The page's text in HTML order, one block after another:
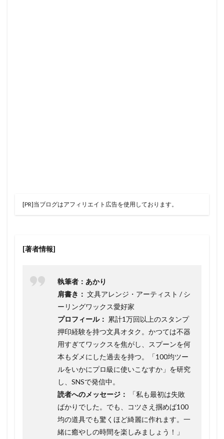
[PR]当ブログはアフィリエイト広告を使用しております。
[著者情報]
執筆者：あかり
肩書き： 文具アレンジ・アーティスト / シ
ーリングワックス愛好家
プロフィール： 累計1万回以上のスタンプ
押印経験を持つ文具オタク。かつては不器
用すぎてワックスを焦がし、スプーンを何
本もダメにした過去を持つ。「100均ツー
ルをいかにプロ級に使いこなすか」を研究
し、SNSで発信中。
読者へのメッセージ：
「私も最初は失敗
ばかりでした。でも、コツさえ掴めば100
均の道具でも驚くほど綺麗に作れます。一
緒に癒やしの時間を楽しみましょう！」